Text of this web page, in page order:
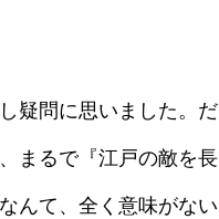
疑問に思いました。だ
まるで『江戸の敵を長
んて、全く意味がない